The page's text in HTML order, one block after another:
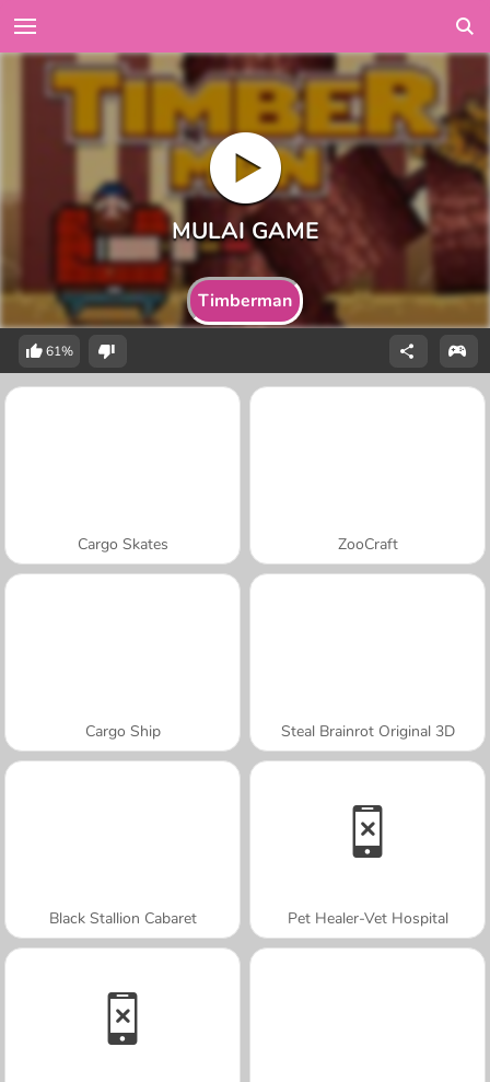
Timberman
61%
Cargo Skates ZooCraft
Cargo Ship Steal Brainrot Original 3D
Black Stallion Cabaret Pet Healer-Vet Hospital